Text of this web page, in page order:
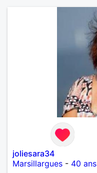
joliesara34
Marsillargues - 40 ans